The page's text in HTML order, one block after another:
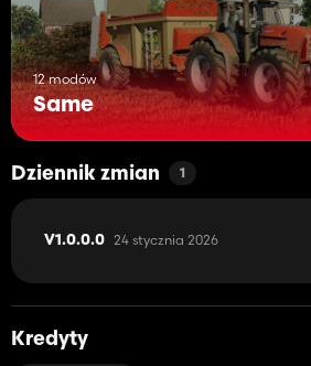
12 modów
Same
Dziennik zmian 1
V1.0.0.0 24 stycznia 2026
Kredyty